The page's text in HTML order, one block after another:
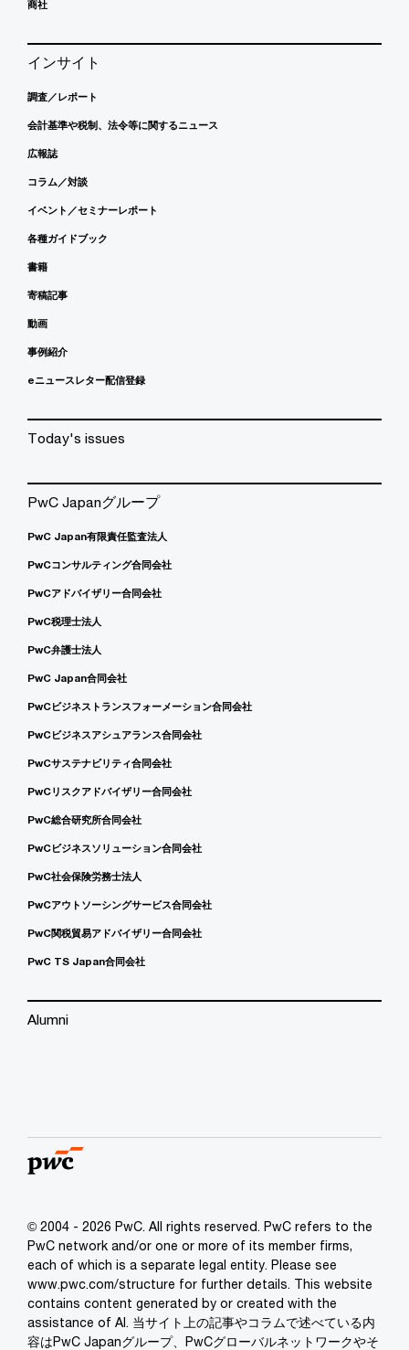
商社
インサイト
調査／レポート
会計基準や税制、法令等に関するニュース
広報誌
コラム／対談
イベント／セミナーレポート
各種ガイドブック
書籍
寄稿記事
動画
事例紹介
eニュースレター配信登録
Today's issues
PwC Japanグループ
PwC Japan有限責任監査法人
PwCコンサルティング合同会社
PwCアドバイザリー合同会社
PwC税理士法人
PwC弁護士法人
PwC Japan合同会社
PwCビジネストランスフォーメーション合同会社
PwCビジネスアシュアランス合同会社
PwCサステナビリティ合同会社
PwCリスクアドバイザリー合同会社
PwC総合研究所合同会社
PwCビジネスソリューション合同会社
PwC社会保険労務士法人
PwCアウトソーシングサービス合同会社
PwC関税貿易アドバイザリー合同会社
PwC TS Japan合同会社
Alumni
© 2004 - 2026 PwC. All rights reserved. PwC refers to the
PwC network and/or one or more of its member firms,
each of which is a separate legal entity. Please see
www.pwc.com/structure for further details. This website
contains content generated by or created with the
assistance of AI. 当サイト上の記事やコラムで述べている内
容はPwC Japanグループ、PwCグローバルネットワークやそ